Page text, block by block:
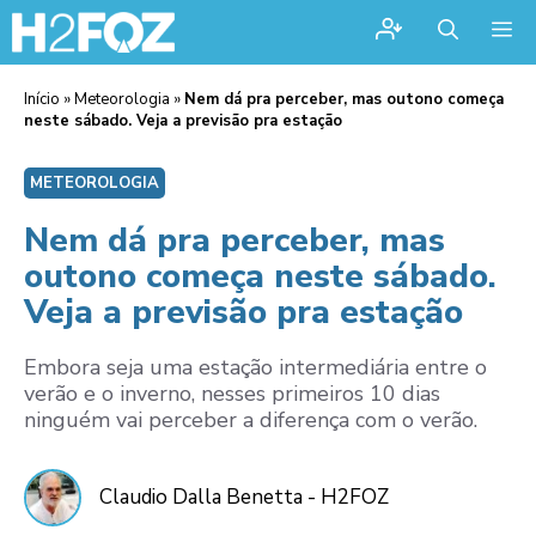
Início »Meteorologia » Nem dá pra perceber, mas outono começa
neste sábado. Veja a previsão pra estação
METEOROLOGIA
Nem dá pra perceber, mas
outono começa neste sábado.
Veja a previsão pra estação
Embora seja uma estação intermediária entre o
verão e o inverno, nesses primeiros 10 dias
ninguém vai perceber a diferença com o verão.
Claudio Dalla Benetta - H2FOZ